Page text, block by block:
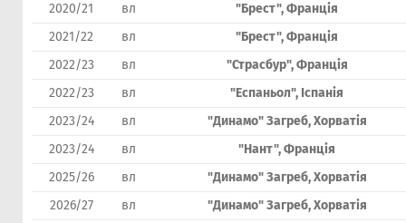
2020/21
вл
"Брест", Франція
2021/22
вл
"Брест", Франція
2022/23
вл
"Страсбур", Франція
2022/23
вл
"Еспаньол", Іспанія
2023/24
вл
"Динамо" Загреб, Хорватія
2023/24
вл
"Нант", Франція
2025/26
вл
"Динамо" Загреб, Хорватія
2026/27
вл
"Динамо" Загреб, Хорватія